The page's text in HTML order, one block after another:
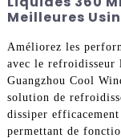
Meilleures
Améliorez les
avec le refroidisseur
Guangzhou Cool
solution de
dissiper
permettant de